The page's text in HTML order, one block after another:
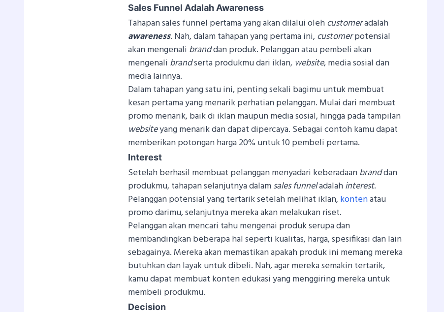
Sales Funnel Adalah Awareness
Tahapan sales funnel pertama yang akan dilalui olehcustomeradalah
awareness. Nah, dalam tahapan yang pertama ini,customerpotensial
akan mengenali branddan produk. Pelanggan atau pembeli akan
mengenali brandserta produkmu dari iklan, website, media sosial dan
media lainnya.
Dalam tahapan yang satu ini, penting sekali bagimu untuk membuat
kesan pertama yang menarik perhatian pelanggan. Mulai dari membuat
promo menarik, baik di iklan maupun media sosial, hingga pada tampilan
websiteyang menarik dan dapat dipercaya. Sebagai contoh kamu dapat
memberikan potongan harga 20% untuk 10 pembeli pertama.
Interest
Setelah berhasil membuat pelanggan menyadari keberadaanbranddan
produkmu, tahapan selanjutnya dalamsales funneladalahinterest.
Pelanggan potensial yang tertarik setelah melihat iklan,kontenatau
promo darimu, selanjutnya mereka akan melakukan riset.
Pelanggan akan mencari tahu mengenai produk serupa dan
membandingkan beberapa hal seperti kualitas, harga, spesifikasi dan lain
sebagainya. Mereka akan memastikan apakah produk ini memang mereka
butuhkan dan layak untuk dibeli. Nah, agar mereka semakin tertarik,
kamu dapat membuat konten edukasi yang menggiring mereka untuk
membeli produkmu.
Decision